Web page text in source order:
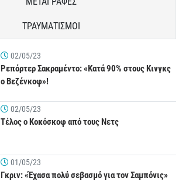
ΤΡΑΥΜΑΤΙΣΜΟΙ
02/05/23
Ρεπόρτερ Σακραμέντο: «Κατά 90% στους Κινγκς
ο Βεζένκοφ»!
02/05/23
Τέλος ο Κοκόσκοφ από τους Νετς
01/05/23
Γκριν: «Έχασα πολύ σεβασμό για τον Σαμπόνις»